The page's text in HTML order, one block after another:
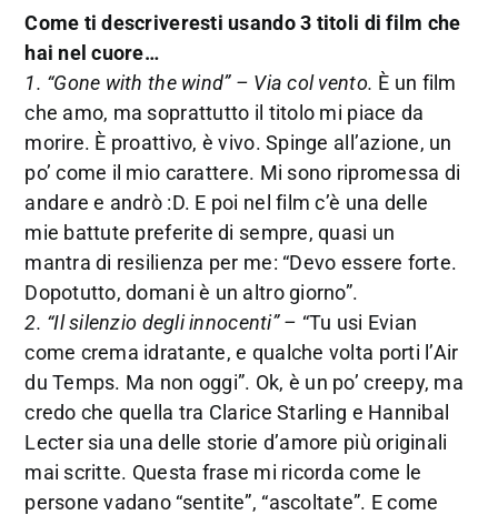
Come ti descriveresti usando 3 titoli di film che
hai nel cuore…
1. “Gone with the wind” – Via col vento. È un film
che amo, ma soprattutto il titolo mi piace da
morire. È proattivo, è vivo. Spinge all’azione, un
po’ come il mio carattere. Mi sono ripromessa di
andare e andrò :D. E poi nel film c’è una delle
mie battute preferite di sempre, quasi un
mantra di resilienza per me: “Devo essere forte.
Dopotutto, domani è un altro giorno”.
2. “Il silenzio degli innocenti” – “Tu usi Evian
come crema idratante, e qualche volta porti l’Air
du Temps. Ma non oggi”. Ok, è un po’ creepy, ma
credo che quella tra Clarice Starling e Hannibal
Lecter sia una delle storie d’amore più originali
mai scritte. Questa frase mi ricorda come le
persone vadano “sentite”, “ascoltate”. E come